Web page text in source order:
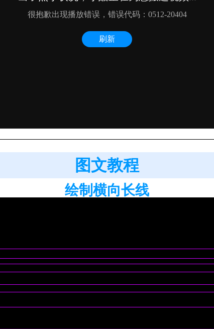
图文教程
绘制横向长线